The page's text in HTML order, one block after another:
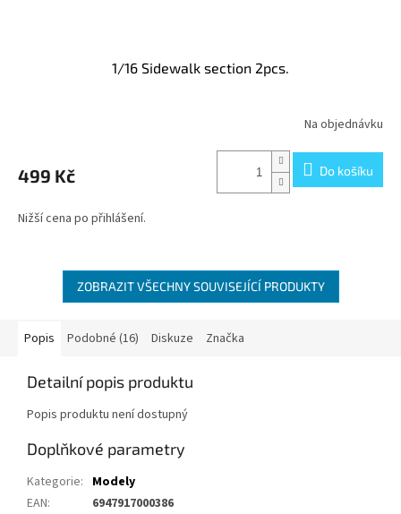
1/16 Sidewalk section 2pcs.
Na objednávku
499 Kč Do košíku
Nižší cena po přihlášení.
ZOBRAZIT VŠECHNY SOUVISEJÍCÍ PRODUKTY
Popis Podobné (16) Diskuze Značka
Detailní popis produktu
Popis produktu není dostupný
Doplňkové parametry
Kategorie: Modely
EAN:
6947917000386